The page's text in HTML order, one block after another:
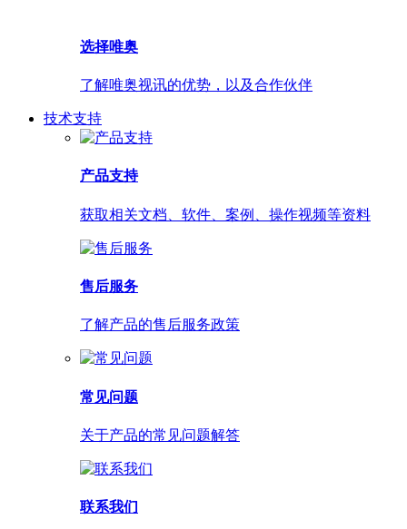
选择唯奥
了解唯奥视讯的优势，以及合作伙伴
技术支持
产品支持
获取相关文档、软件、案例、操作视频等资料
售后服务
了解产品的售后服务政策
常见问题
关于产品的常见问题解答
联系我们